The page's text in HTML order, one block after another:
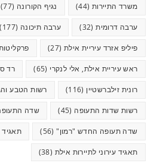
משרד התיירות (44) נגיף הקורונה (77)
ערבה דרומית(32) ערבה תיכונה (177)
פיליפ אזרד עיריית אילת (27)
ראש עיריית אילת, אלי לנקרי (65) רד
רונית זילברשטיין (116) רשות הטבע
רשות שדות התעופה (45) שדה
שדה תעופה החדש "רמון"(56) תאגיד
תאגיד עירוני לתיירות אילת (38)